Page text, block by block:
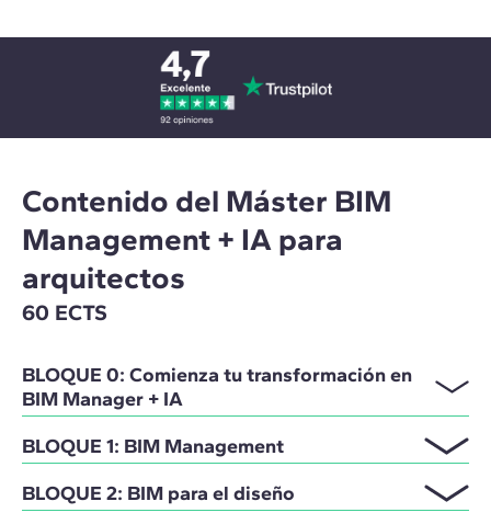
Contenido del Máster BIM
Management + IA para
arquitectos
60 ECTS
BLOQUE 0: Comienza tu transformación en
BIM Manager + IA
BLOQUE 1: BIM Management
BLOQUE 2: BIM para el diseño